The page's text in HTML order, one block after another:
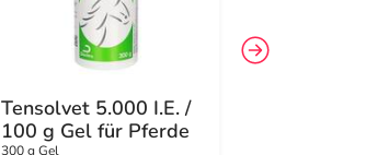
Tensolvet 5.000 I.E. /
100 g Gel für Pferde
300 g Gel